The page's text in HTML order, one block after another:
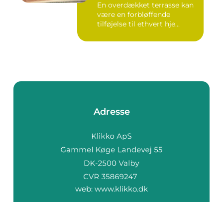
En overdækket terrasse kan
være en forbløffende
tilføjelse til ethvert hje...
Adresse
web: www.klikko.dk